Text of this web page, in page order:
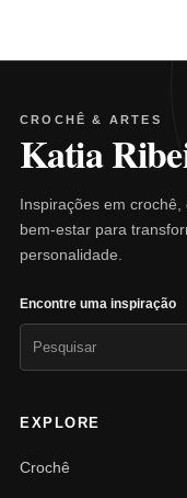
CROCHÊ & ARTES
Katia
Inspirações em
bem-estar para
personalidade.
Encontre uma inspiração
EXPLORE
Crochê